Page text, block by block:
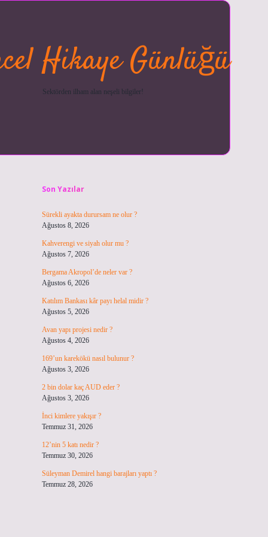
Hikaye Günlüğü
Sektörden ilham alan neşeli bilgiler!
Son Yazılar
Sürekli ayakta durursam ne olur ?
Ağustos 8, 2026
Kahverengi ve siyah olur mu ?
Ağustos 7, 2026
Bergama Akropol’de neler var ?
Ağustos 6, 2026
Katılım Bankası kâr payı helal midir ?
Ağustos 5, 2026
Avan yapı projesi nedir ?
Ağustos 4, 2026
169’un karekökü nasıl bulunur ?
Ağustos 3, 2026
2 bin dolar kaç AUD eder ?
Ağustos 3, 2026
İnci kimlere yakışır ?
Temmuz 31, 2026
12’nin 5 katı nedir ?
Temmuz 30, 2026
Süleyman Demirel hangi barajları yaptı ?
Temmuz 28, 2026